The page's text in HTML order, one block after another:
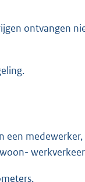
ontvangen
een